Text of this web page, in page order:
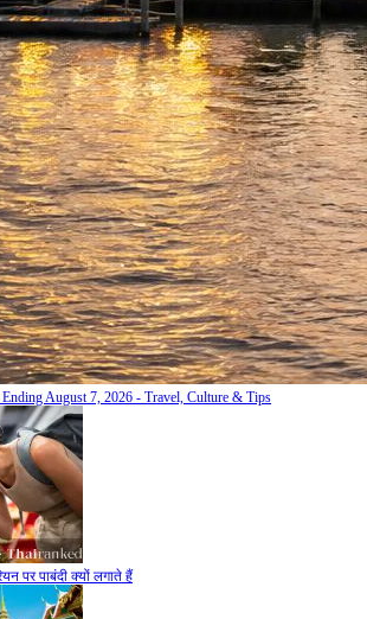
August 7, 2026 - Travel, Culture & Tips
पर पाबंदी क्यों लगाते हैं